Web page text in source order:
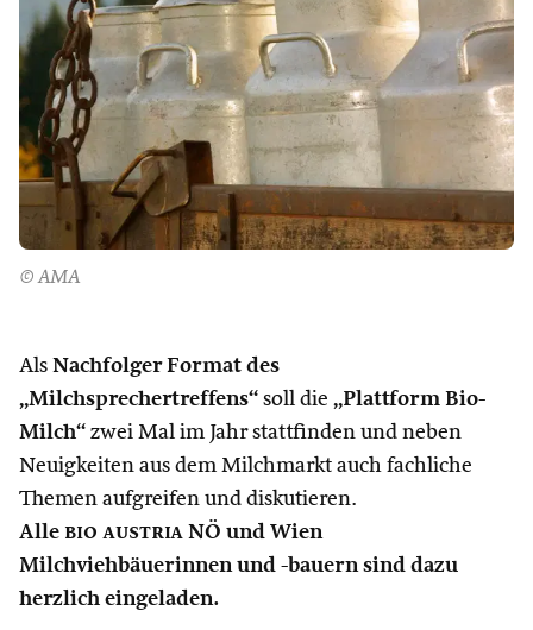
© AMA
Als Nachfolger Format des
„Milchsprechertreffens“ soll die „Plattform Bio-
Milch“ zwei Mal im Jahr stattfinden und neben
Neuigkeiten aus dem Milchmarkt auch fachliche
Themen aufgreifen und diskutieren.
Alle bio austria NÖ und Wien
Milchviehbäuerinnen und -bauern sind dazu
herzlich eingeladen.